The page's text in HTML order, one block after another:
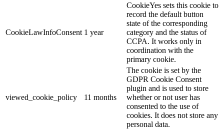
CookieLawInfoConsent 1 year
CookieYes sets this cookie to
record the default button
state of the corresponding
category and the status of
CCPA. It works only in
coordination with the
primary cookie.
viewed_cookie_policy 11 months
The cookie is set by the
GDPR Cookie Consent
plugin and is used to store
whether or not user has
consented to the use of
cookies. It does not store any
personal data.